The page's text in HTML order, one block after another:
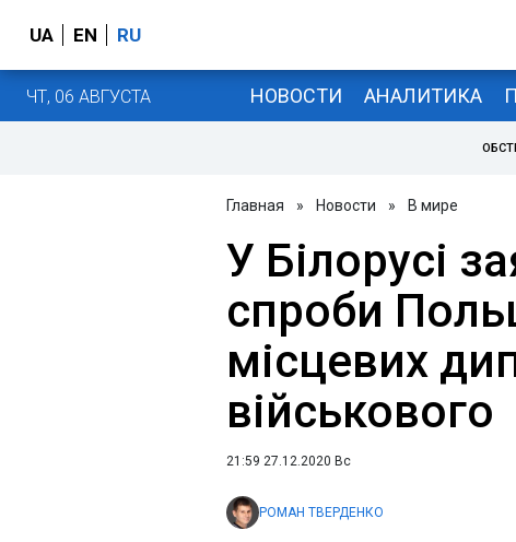
UA EN RU
ЧТ, 06 АВГУСТА НОВОСТИ АНАЛИТИКА
Главная » Новости » В мире
У Білорусі
спроби
місцевих
військового
21:59 27.12.2020 Вс
РОМАН ТВЕРДЕНКО